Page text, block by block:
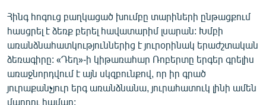
ԲԱՆԱՎԵՃ
ՁԳՏԵԼՈՎ ԼԱՎԱԳՈՒՅՆԻՆ
ՓՈԴՔԱՍԹ
Հայերեն
Հինգ հոգուց բաղկացած խումբը տարիների ընթացքում
հասցրել է ձեռք բերել հավատարիմ լսարան: Խմբի
առանձնահատկություններից է յուրօրինակ երաժշտական
ձեռագիրը: «Դեղ»-ի կիթառահար Ռոբերտը երգեր գրելիս
առաջնորդվում է այն սկզբունքով, որ իր գրած
յուրաքանչյուր երգ առանձնանա, յուրահատուկ լինի ամեն
մարդու համար: